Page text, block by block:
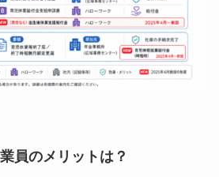
員のメリットは？